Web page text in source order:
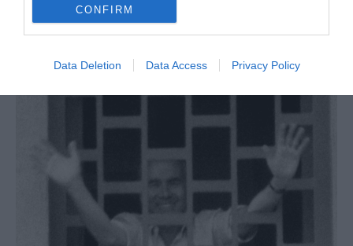
CONFIRM
Data Deletion Data Access Privacy Policy
La Camera boccia il patentino antifascista per parlare a
Montecitorio: palo clamoroso del Pd